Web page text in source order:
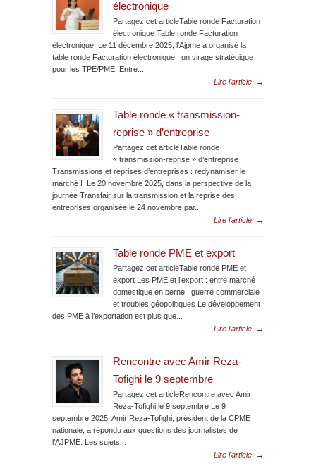
électronique
Partagez cet articleTable ronde Facturation
électronique Table ronde Facturation
électronique Le 11 décembre 2025, l’Ajpme a organisé la
table ronde Facturation électronique : un virage stratégique
pour les TPE/PME. Entre...
Lire l'article
→
Table ronde « transmission-
reprise » d’entreprise
Partagez cet articleTable ronde
« transmission-reprise » d’entreprise
Transmissions et reprises d’entreprises : redynamiser le
marché ! Le 20 novembre 2025, dans la perspective de la
journée Transfair sur la transmission et la reprise des
entreprises organisée le 24 novembre par...
Lire l'article
→
Table ronde PME et export
Partagez cet articleTable ronde PME et
export Les PME et l’export : entre marché
domestique en berne, guerre commerciale
et troubles géopolitiques Le développement
des PME à l’exportation est plus que...
Lire l'article
→
Rencontre avec Amir Reza-
Tofighi le 9 septembre
Partagez cet articleRencontre avec Amir
Reza-Tofighi le 9 septembre Le 9
septembre 2025, Amir Reza-Tofighi, président de la CPME
nationale, a répondu aux questions des journalistes de
l’AJPME. Les sujets...
Lire l'article
→